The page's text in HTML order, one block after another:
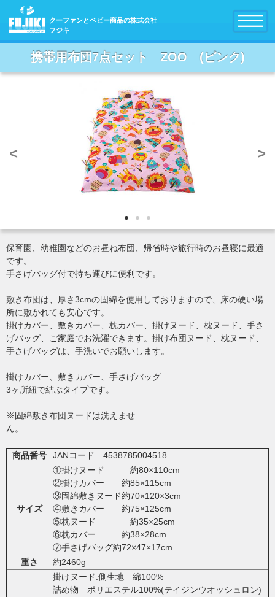
クーファンとベビー商品の株式会社
フジキ
携帯用布団7点セット ZOO (ピンク)
< >
保育園、幼稚園などのお昼ね布団、帰省時や旅行時のお昼寝に最適
です。
手さげバッグ付で持ち運びに便利です。
敷き布団は、厚さ3cmの固綿を使用しておりますので、床の硬い場
所に敷かれても安心です。
掛けカバー、敷きカバー、枕カバー、掛けヌード、枕ヌード、手さ
げバッグ、ご家庭でお洗濯できます。掛け布団ヌード、枕ヌード、
手さげバッグは、手洗いでお願いします。
掛けカバー、敷きカバー、手さげバッグ
3ヶ所紐で結ぶタイプです。
※固綿敷き布団ヌードは洗えませ
ん
商品番号 JANコード 4538785004518
サイズ
①掛けヌード 約80×110cm
②掛けカバー 約85×115cm
③固綿敷きヌード約70×120×3cm
④敷きカバー 約75×125cm
⑤枕ヌード 約35×25cm
⑥枕カバー 約38×28cm
⑦手さげバッグ約72×47×17cm
重さ
約2460g
掛けヌード:側生地 綿100%
詰め物 ポリエステル100%(テイジンウオッシュロン)